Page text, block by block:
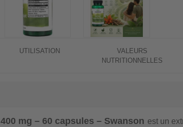
UTILISATION
VALEURS
NUTRITIONNELLES
mg – 60 capsules – Swanson est un